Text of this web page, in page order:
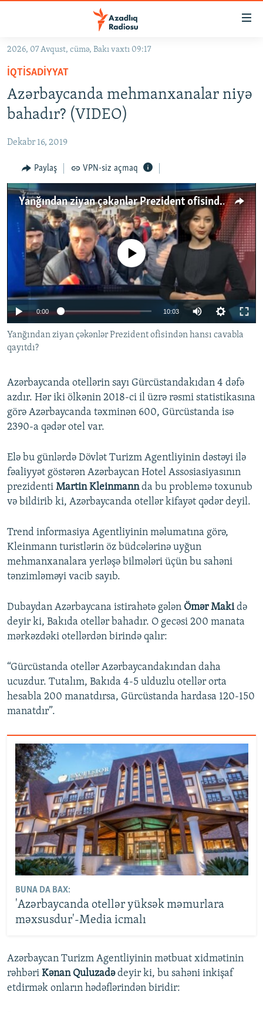
Əsas
qayıt
Əsas
naviqasiyaya
qayıt
Axtarışa
GÜNDƏM
#İZAHLA
KORRUPSIOMETR
FƏRQƏ BAX
QANUNI DOĞRU
ARAŞDIRMA
MULTIMEDIA
VIDEO
FOTOQALEREYA
İNFOQRAFIKA
KARIKATURA
RADIO ARXIV
OXU ZALI
AZƏRBAYCAN ƏDƏBIYYATI KITABXANASI
İSLAM VƏ DEMOKRATIYA
İZ - MƏDƏNIYYƏT PROQRAMI
HAQQIMIZDA
MISSIYAMIZ
PEŞƏ ETIKASI VƏ JURNALISTIKA STANDARTLARIMIZ
MATERIALLARIMIZDAN ISTIFADƏ
AZADLIQRADIOSU MOBIL TELEFONUNUZDA
XƏBƏR BÜLLETENLƏRIMIZ
BIZI IZLƏ
RFE/RL-in bütün saytları
2026, 07 Avqust, cümə, Bakı vaxtı 09:17
İQTISADIYYAT
Azərbaycanda mehmanxanalar niyə
bahadır? (VIDEO)
Dekabr 16, 2019
Paylaş VPN-siz açmaq
Yanğından ziyan çəkənlər Prezident ofisindən hansı cavabla qayıtdı?
No media source currently available
0:00 10:03
Yanğından ziyan çəkənlər Prezident ofisindən hansı cavabla
qayıtdı?
Azərbaycanda otellərin sayı Gürcüstandakıdan 4 dəfə
azdır. Hər iki ölkənin 2018-ci il üzrə rəsmi statistikasına
görə Azərbaycanda təxminən 600, Gürcüstanda isə
2390-a qədər otel var.
Elə bu günlərdə Dövlət Turizm Agentliyinin dəstəyi ilə
fəaliyyət göstərən Azərbaycan Hotel Assosiasiyasının
prezidenti Martin Kleinmannda bu problemə toxunub
və bildirib ki, Azərbaycanda otellər kifayət qədər deyil.
Trend informasiya Agentliyinin məlumatına görə,
Kleinmann turistlərin öz büdcələrinə uyğun
mehmanxanalara yerləşə bilmələri üçün bu sahəni
tənzimləməyi vacib sayıb.
Dubaydan Azərbaycana istirahətə gələn Ömər Makidə
deyir ki, Bakıda otellər bahadır. O gecəsi 200 manata
mərkəzdəki otellərdən birində qalır:
“Gürcüstanda otellər Azərbaycandakından daha
ucuzdur. Tutalım, Bakıda 4-5 ulduzlu otellər orta
hesabla 200 manatdırsa, Gürcüstanda hardasa 120-150
manatdır”.
BUNA DA BAX:
'Azərbaycanda otellər yüksək məmurlara
məxsusdur'-Media icmalı
Azərbaycan Turizm Agentliyinin mətbuat xidmətinin
rəhbəri Kənan Quluzadədeyir ki, bu sahəni inkişaf
etdirmək onların hədəflərindən biridir: